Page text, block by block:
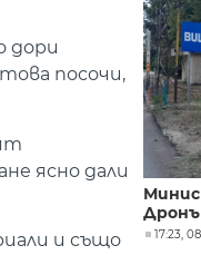
дори
посочи,
ясно дали
и също
17:23,